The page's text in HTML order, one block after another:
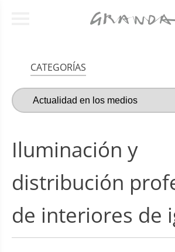
CATEGORÍAS
Iluminación y
distribución
de interiores de